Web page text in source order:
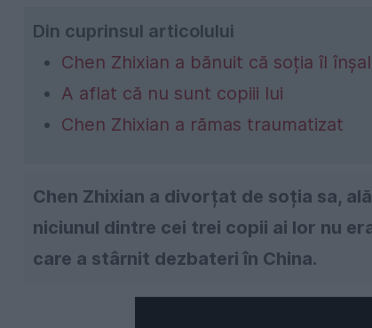
Din cuprinsul articolului
Chen Zhixian a bănuit că soția îl
A aflat că nu sunt copiii lui
Chen Zhixian a rămas traumatizat
Chen Zhixian a divorțat de soția sa,
niciunul dintre cei trei copii ai lor nu
care a stârnit dezbateri în China.